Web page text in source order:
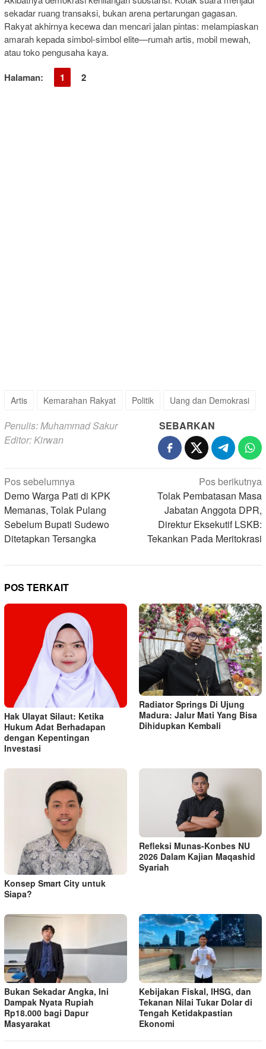
sekadar ruang transaksi, bukan arena pertarungan gagasan.
Rakyat akhirnya kecewa dan mencari jalan pintas: melampiaskan
amarah kepada simbol-simbol elite—rumah artis, mobil mewah,
atau toko pengusaha kaya.
Halaman: 1 2
Artis Kemarahan Rakyat Politik Uang dan Demokrasi
Penulis: Muhammad Sakur
Editor: Kirwan
SEBARKAN
Navigasi
pos
Pos sebelumnya
Demo Warga Pati di KPK
Memanas, Tolak Pulang
Sebelum Bupati Sudewo
Ditetapkan Tersangka
Pos berikutnya
Tolak Pembatasan Masa
Jabatan Anggota DPR,
Direktur Eksekutif LSKB:
Tekankan Pada Meritokrasi
POS TERKAIT
Hak Ulayat Silaut: Ketika
Hukum Adat Berhadapan
dengan Kepentingan
Investasi
Radiator Springs Di Ujung
Madura: Jalur Mati Yang Bisa
Dihidupkan Kembali
Konsep Smart City untuk
Siapa?
Refleksi Munas-Konbes NU
2026 Dalam Kajian Maqashid
Syariah
Bukan Sekadar Angka, Ini
Dampak Nyata Rupiah
Rp18.000 bagi Dapur
Masyarakat
Kebijakan Fiskal, IHSG, dan
Tekanan Nilai Tukar Dolar di
Tengah Ketidakpastian
Ekonomi